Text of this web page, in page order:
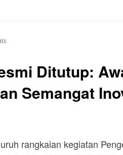
Ditutup:
Semangat
rangkaian kegiatan